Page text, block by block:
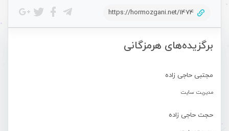
برگزیده‌های هرمزگانی
مجتبی حاجی زاده
مدیریت سایت
حجت حاجی زاده
https://hormozgani.net/1474